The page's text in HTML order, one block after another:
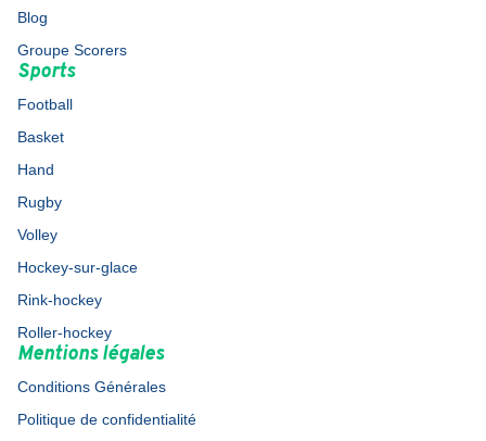
Blog
Groupe Scorers
Sports
Football
Basket
Hand
Rugby
Volley
Hockey-sur-glace
Rink-hockey
Roller-hockey
Mentions légales
Conditions Générales
Politique de confidentialité